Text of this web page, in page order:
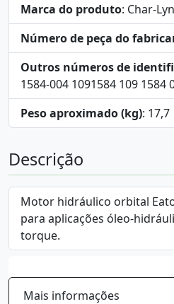
Marca do produto: Char-
Número de peça do
Outros números de
1584-004 1091584 109 1584
Peso aproximado (kg): 17,7
Descrição
Motor hidráulico orbital
para aplicações óleo-
torque.
Mais informações